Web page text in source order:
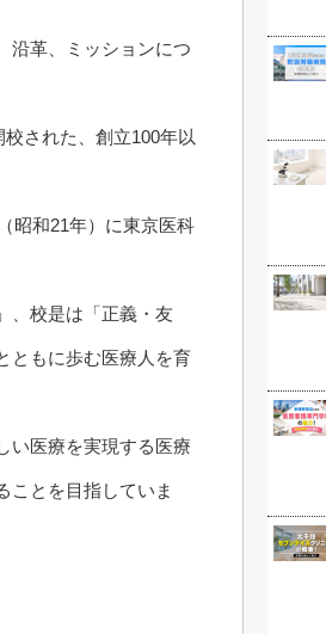
沿革、ミッションにつ
された、創立100年以
昭和21年）に東京医科
、校是は「正義・友
ともに歩む医療人を育
い医療を実現する医療
ことを目指していま